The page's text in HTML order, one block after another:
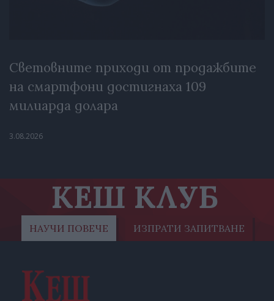
Световните приходи от продажбите
на смартфони достигнаха 109
милиарда долара
3.08.2026
КЕШ КЛУБ
НАУЧИ ПОВЕЧЕ ИЗПРАТИ ЗАПИТВАНЕ